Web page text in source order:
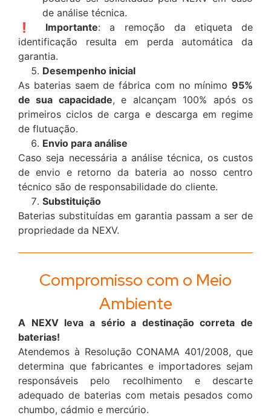
de análise técnica.
❗ Importante: a remoção da etiqueta de
identificação resulta em perda automática da
garantia.
Desempenho inicial
As baterias saem de fábrica com no mínimo 95%
de sua capacidade, e alcançam 100% após os
primeiros ciclos de carga e descarga em regime
de flutuação.
Envio para análise
Caso seja necessária a análise técnica, os custos
de envio e retorno da bateria ao nosso centro
técnico são de responsabilidade do cliente.
Substituição
Baterias substituídas em garantia passam a ser de
propriedade da NEXV.
Compromisso com o Meio
Ambiente
A NEXV leva a sério a destinação correta de
baterias!
Atendemos à Resolução CONAMA 401/2008, que
determina que fabricantes e importadores sejam
responsáveis pelo recolhimento e descarte
adequado de baterias com metais pesados como
chumbo, cádmio e mercúrio.